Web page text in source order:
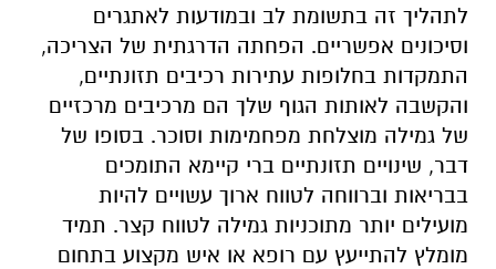
לתהליך זה בתשומת לב ובמודעות לאתגרים
וסיכונים אפשריים. הפחתה הדרגתית של הצריכה,
התמקדות בחלופות עתירות רכיבים תזונתיים,
והקשבה לאותות הגוף שלך הם מרכיבים מרכזיים
של גמילה מוצלחת מפחמימות וסוכר. בסופו של
דבר, שינויים תזונתיים ברי קיימא התומכים
בבריאות וברווחה לטווח ארוך עשויים להיות
מועילים יותר מתוכניות גמילה לטווח קצר. תמיד
מומלץ להתייעץ עם רופא או איש מקצוע בתחום